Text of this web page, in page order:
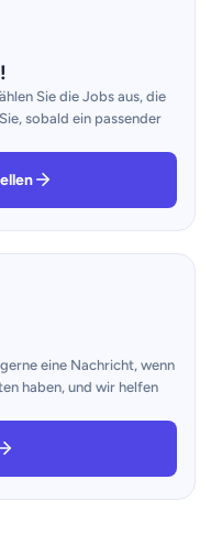
Sie die Jobs aus, die
sobald ein passender
eine Nachricht, wenn
haben, und wir helfen